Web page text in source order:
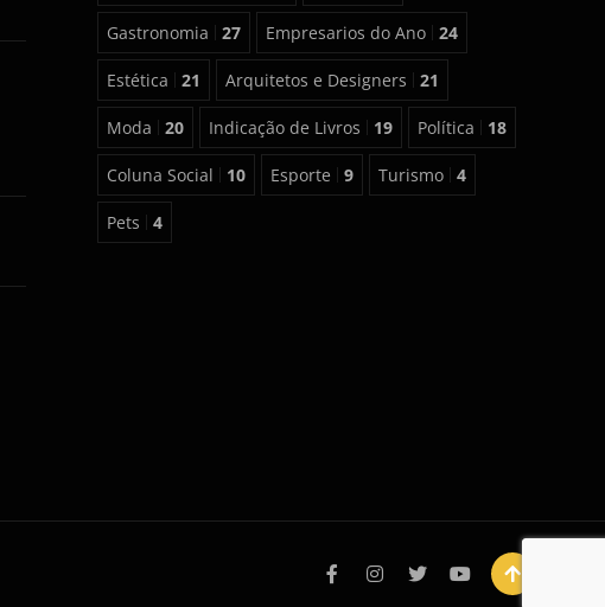
Gastronomia 27 Empresarios do Ano 24
Estética 21 Arquitetos e Designers 21
Moda 20 Indicação de Livros 19 Política 18
Coluna Social 10 Esporte 9 Turismo 4
Pets 4